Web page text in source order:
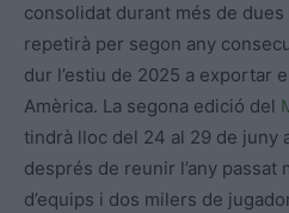
consolidat durant més de dues
repetirà per segon any
dur l’estiu de 2025 a exportar
Amèrica. La segona edició del
tindrà lloc del 24 al 29 de juny
després de reunir l’any passat
d’equips i dos milers de